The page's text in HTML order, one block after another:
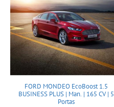
FORD MONDEO EcoBoost 1.5
BUSINESS PLUS | Man. | 165 CV | 5
Portas